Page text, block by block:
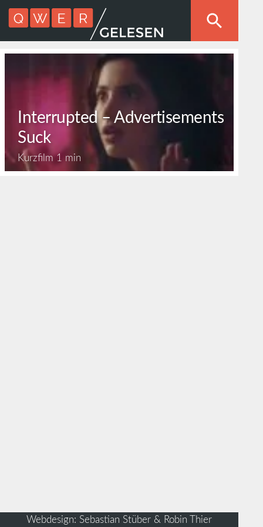
Interrupted – Advertisements
Suck
Kurzfilm1 min
Webdesign: Sebastian Stüber & Robin Thier